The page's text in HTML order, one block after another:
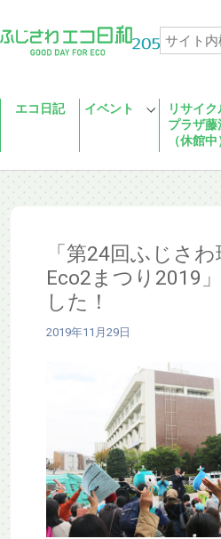
エコ日記 イベント
リサイ
プラザ藤
（休館中
「第24回ふじさ
Eco2まつり2019
した！
2019年11月29日